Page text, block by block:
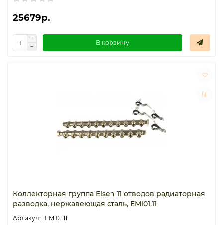
Термостаты капиллярные
Термостаты накладные
25679р.
В корзину
Коллекторная группа Elsen 11 отводов радиаторная
разводка, нержавеющая сталь, EMi01.11
EMi01.11